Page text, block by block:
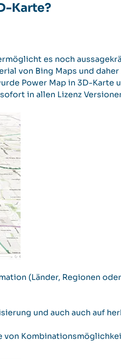
Karte?
es noch
von Bing Maps und
Power Map in 3D-Karte
in allen Lizenz
(Länder, Regionen
und auch auch auf
von